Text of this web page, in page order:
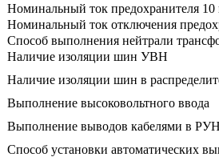
Номинальный ток предохранителя
Номинальный ток отключения
Способ выполнения нейтрали
Наличие изоляции шин УВН
Наличие изоляции шин в
Выполнение высоковольтного ввода
Выполнение выводов кабелями в
Способ установки автоматических